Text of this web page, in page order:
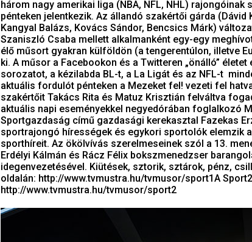
három nagy amerikai liga (NBA, NFL, NHL) rajongóinak
pénteken jelentkezik. Az állandó szakértői gárda (Dávid
Kangyal Balázs, Kovács Sándor, Bencsics Márk)
Szaniszló Csaba mellett alkalmanként egy-egy
élő műsort gyakran külföldön (a tengerentúlon, illetve
ki. A műsor a Facebookon és a Twitteren „önálló”
sorozatot, a kézilabda BL-t, a La Ligát és az NFL-t
aktuális fordulót pénteken a Mezeket fel! vezeti fel
szakértőit Takács Rita és Matuz Krisztián felváltva
aktuális napi eseményekkel negyedórában foglalkozó
Sportgazdaság című gazdasági kerekasztal Fazekas
sportrajongó hírességek és egykori sportolók elemzik
sporthíreit. Az ökölvívás szerelmeseinek szól a 13.
Erdélyi Kálmán és Rácz Félix bokszmenedzser
idegenvezetésével. Kiütések, sztorik, sztárok, pénz,
oldalán: http://www.tvmustra.hu/tvmusor/sport1A
http://www.tvmustra.hu/tvmusor/sport2